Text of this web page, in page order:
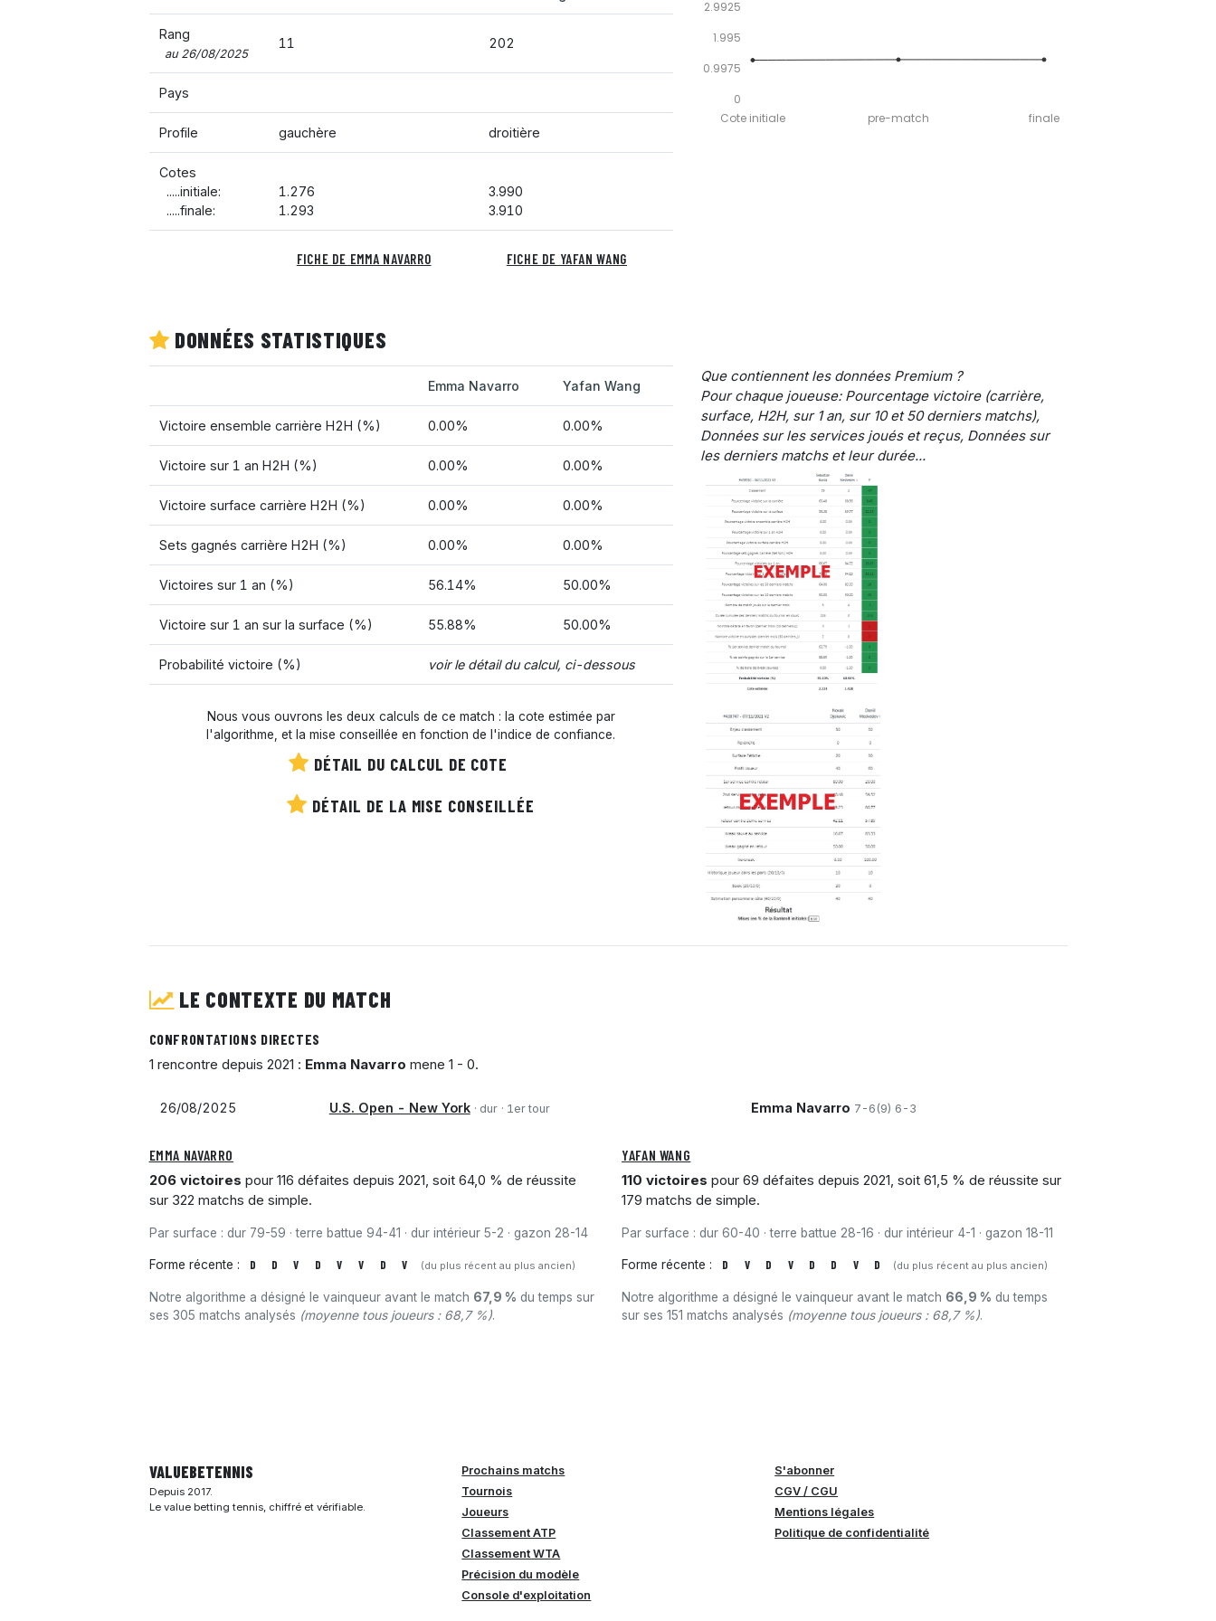
Rang
au 26/08/2025
11 202
Pays
Profile gauchère droitière
Cotes
.....initiale:
.....finale:
1.276
1.293
3.990
3.910
FICHE DE EMMA NAVARRO FICHE DE YAFAN WANG
0
0.9975
1.995
2.9925
finale
pre-match
Cote initiale
DONNÉES STATISTIQUES
Emma Navarro Yafan Wang
Victoire ensemble carrière H2H (%) 0.00% 0.00%
Victoire sur 1 an H2H (%) 0.00% 0.00%
Victoire surface carrière H2H (%) 0.00% 0.00%
Sets gagnés carrière H2H (%) 0.00% 0.00%
Victoires sur 1 an (%) 56.14% 50.00%
Victoire sur 1 an sur la surface (%) 55.88% 50.00%
Probabilité victoire (%) voir le détail du calcul, ci-dessous
Nous vous ouvrons les deux calculs de ce match : la cote estimée par
l'algorithme, et la mise conseillée en fonction de l'indice de confiance.
DÉTAIL DU CALCUL DE COTE
DÉTAIL DE LA MISE CONSEILLÉE
Que contiennent les données Premium ?
Pour chaque joueuse: Pourcentage victoire (carrière,
surface, H2H, sur 1 an, sur 10 et 50 derniers matchs),
Données sur les services joués et reçus, Données sur
les derniers matchs et leur durée...
LE CONTEXTE DU MATCH
CONFRONTATIONS DIRECTES
1 rencontre depuis 2021 : Emma Navarro mene 1 - 0.
26/08/2025 U.S. Open - New York · dur · 1er tour Emma Navarro 7-6(9) 6-3
EMMA NAVARRO
206 victoires pour 116 défaites depuis 2021, soit 64,0 % de réussite
sur 322 matchs de simple.
Par surface : dur 79-59 · terre battue 94-41 · dur intérieur 5-2 · gazon 28-14
Forme récente : D D V D V V D V (du plus récent au plus ancien)
Notre algorithme a désigné le vainqueur avant le match 67,9 % du temps sur
ses 305 matchs analysés (moyenne tous joueurs : 68,7 %).
YAFAN WANG
110 victoires pour 69 défaites depuis 2021, soit 61,5 % de réussite sur
179 matchs de simple.
Par surface : dur 60-40 · terre battue 28-16 · dur intérieur 4-1 · gazon 18-11
Forme récente : D V D V D D V D (du plus récent au plus ancien)
Notre algorithme a désigné le vainqueur avant le match 66,9 % du temps
sur ses 151 matchs analysés (moyenne tous joueurs : 68,7 %).
VALUEBETENNIS
Depuis 2017.
Le value betting tennis, chiffré et vérifiable.
Prochains matchs
Tournois
Joueurs
Classement ATP
Classement WTA
Précision du modèle
Console d'exploitation
S'abonner
CGV / CGU
Mentions légales
Politique de confidentialité